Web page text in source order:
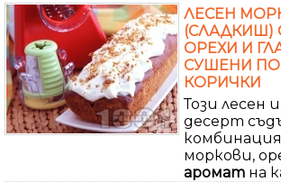
ЛЕСЕН
(СЛАДКИШ)
ОРЕХИ И
СУШЕНИ
КОРИЧКИ
Този лесен
десерт
моркови,
аромат на